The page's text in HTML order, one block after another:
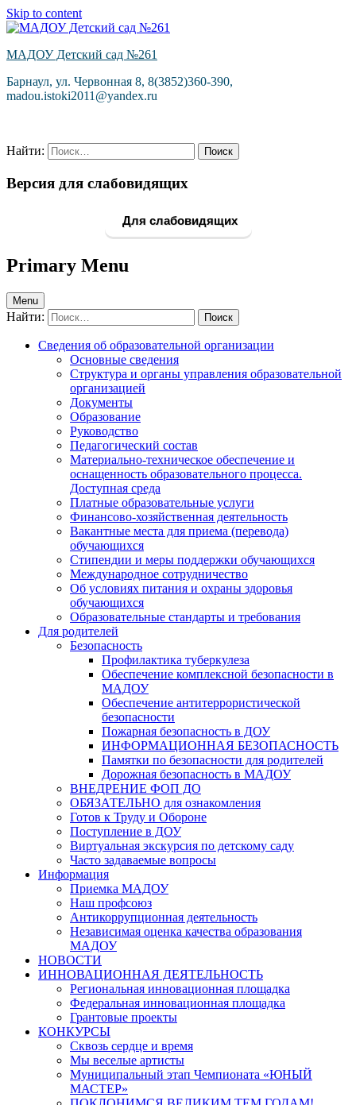
Skip to content
МАДОУ Детский сад №261
Барнаул, ул. Червонная 8, 8(3852)360-390,
madou.istoki2011@yandex.ru
Найти:
Версия для слабовидящих
Для слабовидящих
Primary Menu
Menu
Найти:
Сведения об образовательной организации
Основные сведения
Структура и органы управления образовательной
организацией
Документы
Образование
Руководство
Педагогический состав
Материально-техническое обеспечение и
оснащенность образовательного процесса.
Доступная среда
Платные образовательные услуги
Финансово-хозяйственная деятельность
Вакантные места для приема (перевода)
обучающихся
Стипендии и меры поддержки обучающихся
Международное сотрудничество
Об условиях питания и охраны здоровья
обучающихся
Образовательные стандарты и требования
Для родителей
Безопасность
Профилактика туберкулеза
Обеспечение комплексной безопасности в
МАДОУ
Обеспечение антитеррористической
безопасности
Пожарная безопасность в ДОУ
ИНФОРМАЦИОННАЯ БЕЗОПАСНОСТЬ
Памятки по безопасности для родителей
Дорожная безопасность в МАДОУ
ВНЕДРЕНИЕ ФОП ДО
ОБЯЗАТЕЛЬНО для ознакомления
Готов к Труду и Обороне
Поступление в ДОУ
Виртуальная экскурсия по детскому саду
Часто задаваемые вопросы
Информация
Приемка МАДОУ
Наш профсоюз
Антикоррупционная деятельность
Независимая оценка качества образования
МАДОУ
НОВОСТИ
ИННОВАЦИОННАЯ ДЕЯТЕЛЬНОСТЬ
Региональная инновационная площадка
Федеральная инновационная площадка
Грантовые проекты
КОНКУРСЫ
Сквозь сердце и время
Мы веселые артисты
Муниципальный этап Чемпионата «ЮНЫЙ
МАСТЕР»